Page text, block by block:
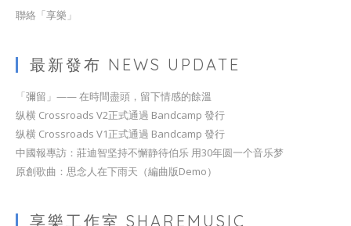
聯絡「享樂」
最新發布 NEWS UPDATE
「彌留」—— 在時間盡頭，留下情感的餘溫
纵横 Crossroads V2正式通過 Bandcamp 發行
纵横 Crossroads V1正式通過 Bandcamp 發行
中國報專訪：莊迪智坚持不懈静待伯乐 用30年圆一个音乐梦
原創歌曲：思念人在下雨天（編曲版Demo）
享樂工作室 SHAREMUSIC